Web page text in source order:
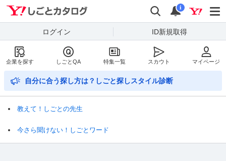
Yahoo!しごとカタログ
検索
通知
i
ログイン ID新規取得
企業を探す しごとQA 特集一覧 スカウト マイページ
自分に合う探し方は？しごと探しスタイル診断
教えて！しごとの先生
今さら聞けない！しごとワード